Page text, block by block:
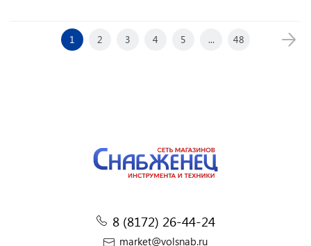
1 2 3 4 5 ... 48
8 (8172) 26-44-24
market@volsnab.ru